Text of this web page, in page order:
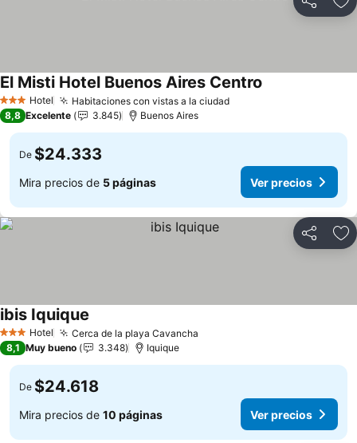
Compartir
3 Estrellas
Hotel Habitaciones con vistas a la ciudad
El Misti Hotel Buenos Aires Centro
8,8 Excelente 3.845 Buenos Aires
De $24.333
Mira precios de 5 páginas Ver precios
Compartir
3 Estrellas
Hotel Cerca de la playa Cavancha
ibis Iquique
8,1 Muy bueno 3.348 Iquique
De $24.618
Mira precios de 10 páginas Ver precios